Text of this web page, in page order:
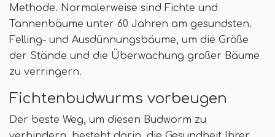
Methode. Normalerweise sind Fichte und
Tannenbäume unter 60 Jahren am gesundsten.
Felling- und Ausdünnungsbäume, um die Größe
der Stände und die Überwachung großer Bäume
zu verringern.
Fichtenbudwurms vorbeugen
Der beste Weg, um diesen Budworm zu